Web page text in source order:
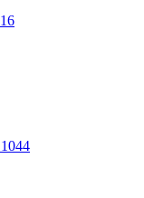
16
1044